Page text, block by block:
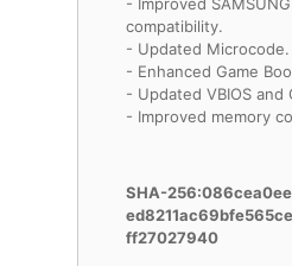
compatibility.
- Updated Microcode.
- Enhanced Game
- Updated VBIOS and
- Improved memory
SHA-
ff27027940